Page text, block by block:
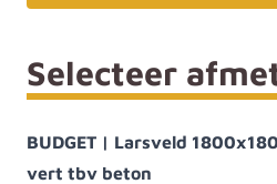
Selecteer
BUDGET | Larsveld
vert tbv beton